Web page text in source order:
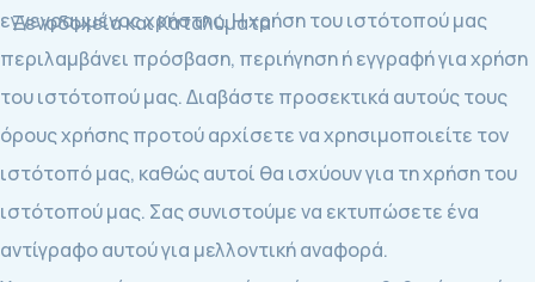
Ξενοδοχεία και Καταλύματα
εγγεγραμμένος χρήστης. Η χρήση του ιστότοπού μας
περιλαμβάνει πρόσβαση, περιήγηση ή εγγραφή για χρήση
του ιστότοπού μας. Διαβάστε προσεκτικά αυτούς τους
όρους χρήσης προτού αρχίσετε να χρησιμοποιείτε τον
ιστότοπό μας, καθώς αυτοί θα ισχύουν για τη χρήση του
ιστότοπού μας. Σας συνιστούμε να εκτυπώσετε ένα
αντίγραφο αυτού για μελλοντική αναφορά.